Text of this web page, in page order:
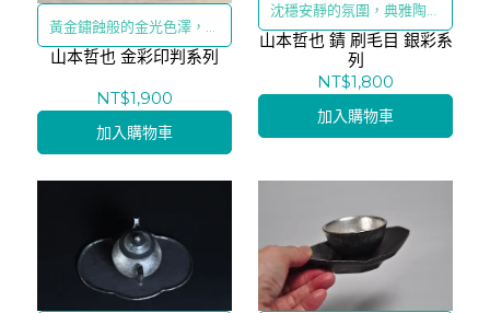
黃金鏽蝕般的金光色澤，寫
意的黑泥紋裝飾
山本哲也 金彩印判系列
NT$1,900
加入購物車
沈穩安靜的氛圍，典雅陶藝
的質感
山本哲也 錆 刷毛目 銀彩系
列
NT$1,800
加入購物車